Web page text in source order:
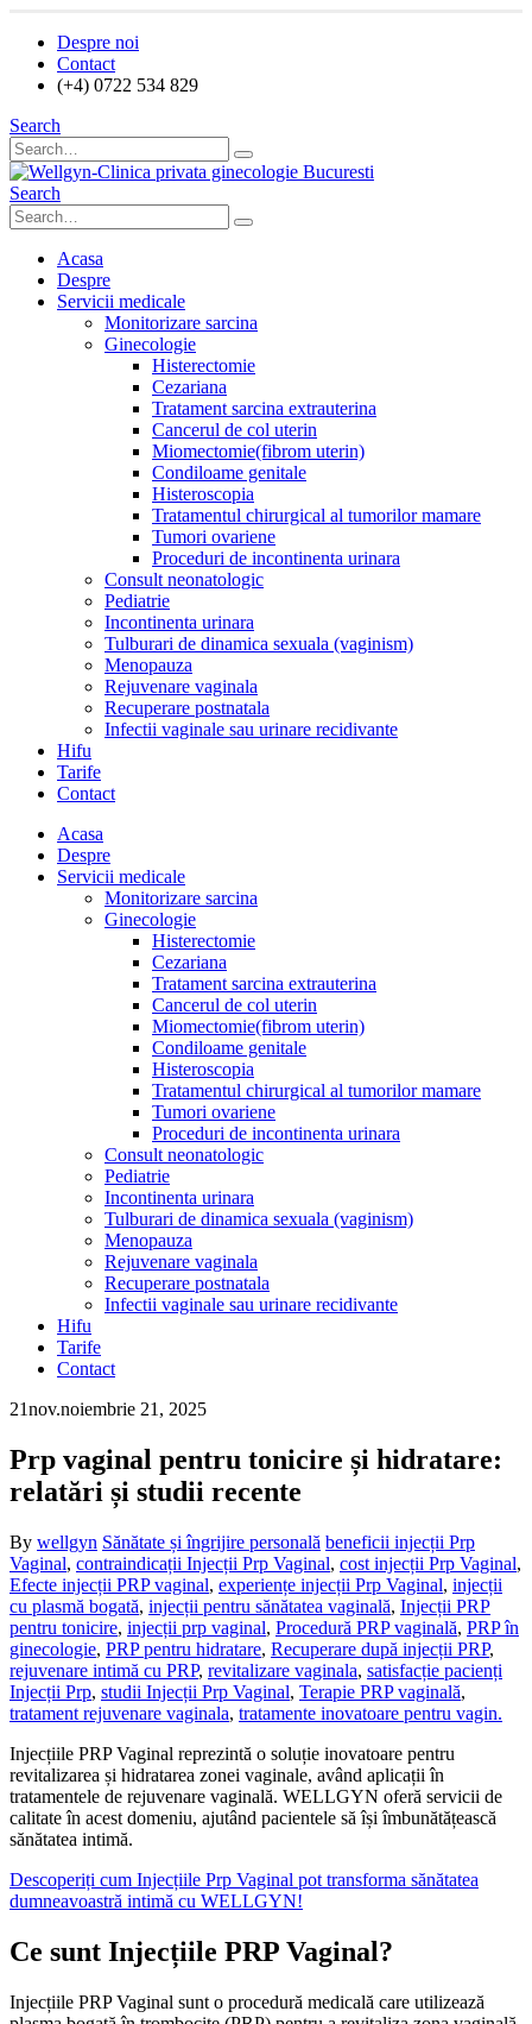
Despre noi
Contact
(+4) 0722 534 829
Search
Search
Acasa
Despre
Servicii medicale
Monitorizare sarcina
Ginecologie
Histerectomie
Cezariana
Tratament sarcina extrauterina
Cancerul de col uterin
Miomectomie(fibrom uterin)
Condiloame genitale
Histeroscopia
Tratamentul chirurgical al tumorilor mamare
Tumori ovariene
Proceduri de incontinenta urinara
Consult neonatologic
Pediatrie
Incontinenta urinara
Tulburari de dinamica sexuala (vaginism)
Menopauza
Rejuvenare vaginala
Recuperare postnatala
Infectii vaginale sau urinare recidivante
Hifu
Tarife
Contact
Acasa
Despre
Servicii medicale
Monitorizare sarcina
Ginecologie
Histerectomie
Cezariana
Tratament sarcina extrauterina
Cancerul de col uterin
Miomectomie(fibrom uterin)
Condiloame genitale
Histeroscopia
Tratamentul chirurgical al tumorilor mamare
Tumori ovariene
Proceduri de incontinenta urinara
Consult neonatologic
Pediatrie
Incontinenta urinara
Tulburari de dinamica sexuala (vaginism)
Menopauza
Rejuvenare vaginala
Recuperare postnatala
Infectii vaginale sau urinare recidivante
Hifu
Tarife
Contact
21nov.noiembrie 21, 2025
Prp vaginal pentru tonicire și hidratare:
relatări și studii recente
By wellgyn Sănătate și îngrijire personală beneficii injecții Prp
Vaginal, contraindicații Injecții Prp Vaginal, cost injecții Prp Vaginal,
Efecte injecții PRP vaginal, experiențe injecții Prp Vaginal, injecții
cu plasmă bogată, injecții pentru sănătatea vaginală, Injecții PRP
pentru tonicire, injecții prp vaginal, Procedură PRP vaginală, PRP în
ginecologie, PRP pentru hidratare, Recuperare după injecții PRP,
rejuvenare intimă cu PRP, revitalizare vaginala, satisfacție pacienți
Injecții Prp, studii Injecții Prp Vaginal, Terapie PRP vaginală,
tratament rejuvenare vaginala, tratamente inovatoare pentru vagin.
Injecțiile PRP Vaginal reprezintă o soluție inovatoare pentru
revitalizarea și hidratarea zonei vaginale, având aplicații în
tratamentele de rejuvenare vaginală. WELLGYN oferă servicii de
calitate în acest domeniu, ajutând pacientele să își îmbunătățească
sănătatea intimă.
Descoperiți cum Injecțiile Prp Vaginal pot transforma sănătatea
dumneavoastră intimă cu WELLGYN!
Ce sunt Injecțiile PRP Vaginal?
Injecțiile PRP Vaginal sunt o procedură medicală care utilizează